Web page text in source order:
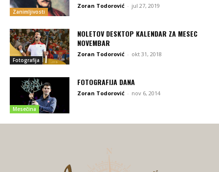
Zanimljivosti
Zoran Todorović - jul 27, 2019
Fotografija
NOLETOV DESKTOP KALENDAR ZA MESEC
NOVEMBAR
Zoran Todorović - okt 31, 2018
Mesečina
FOTOGRAFIJA DANA
Zoran Todorović - nov 6, 2014